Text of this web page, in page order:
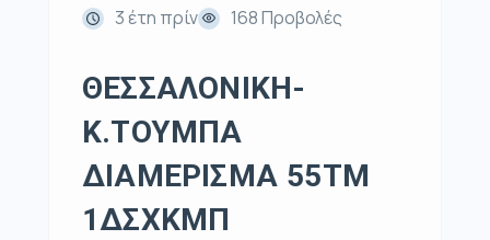
3 έτη πρίν
168 Προβολές
ΘΕΣΣΑΛΟΝΙΚΗ-
Κ.ΤΟΥΜΠΑ
ΔΙΑΜΕΡΙΣΜΑ 55ΤΜ
1ΔΣΧΚΜΠ